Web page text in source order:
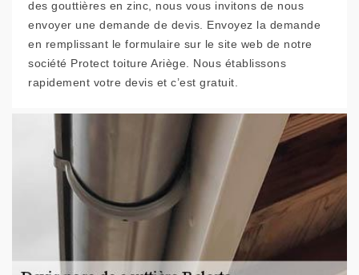
des gouttières en zinc, nous vous invitons de nous
envoyer une demande de devis. Envoyez la demande
en remplissant le formulaire sur le site web de notre
société Protect toiture Ariège. Nous établissons
rapidement votre devis et c’est gratuit.